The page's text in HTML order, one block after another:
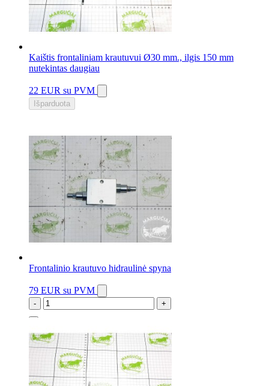
Kaištis frontaliniam krautuvui Ø30 mm., ilgis 150 mm
nutekintas daugiau
22 EUR su PVM
Išparduota
Frontalinio krautuvo hidraulinė spyna
79 EUR su PVM
- +